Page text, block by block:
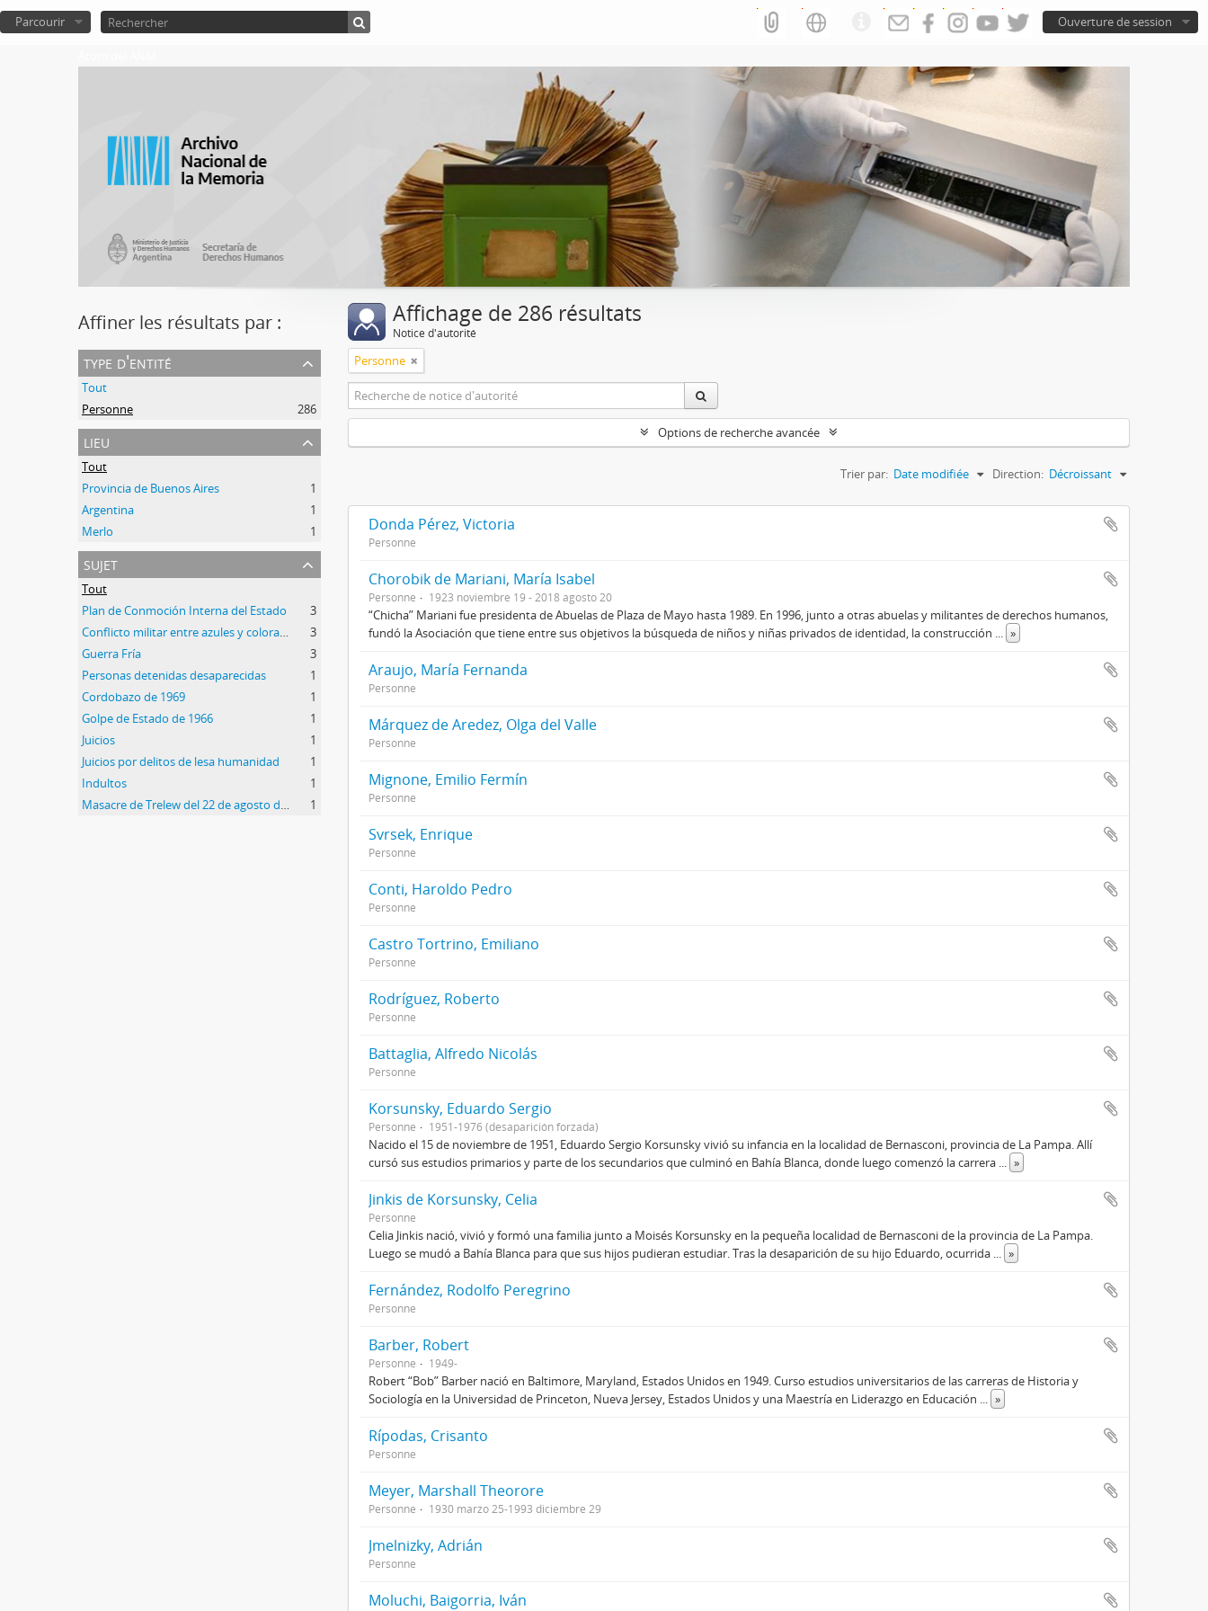
Ouverture de session
Parcourir
Affiner les résultats par :
type d'entité
Tout
Personne
286
lieu
Tout
Provincia de Buenos Aires
1
Argentina
1
Merlo
1
sujet
Tout
Plan de Conmoción Interna del Estado
3
3
Guerra Fría
3
Personas detenidas desaparecidas
1
Cordobazo de 1969
1
Golpe de Estado de 1966
1
Juicios
1
Juicios por delitos de lesa humanidad
1
Indultos
1
1
Affichage de 286 résultats
Notice d'autorité
Personne
Options de recherche avancée
Trier par: Date modifiée Direction: Décroissant
Donda Pérez, Victoria
Personne
Chorobik de Mariani, María Isabel
Personne 1923 noviembre 19 - 2018 agosto 20
“Chicha” Mariani fue presidenta de Abuelas de Plaza de Mayo hasta 1989. En 1996, junto a otras abuelas y militantes de derechos humanos,
fundó la Asociación que tiene entre sus objetivos la búsqueda de niños y niñas privados de identidad, la construcción
»
Araujo, María Fernanda
Personne
Márquez de Aredez, Olga del Valle
Personne
Mignone, Emilio Fermín
Personne
Svrsek, Enrique
Personne
Conti, Haroldo Pedro
Personne
Castro Tortrino, Emiliano
Personne
Rodríguez, Roberto
Personne
Battaglia, Alfredo Nicolás
Personne
Korsunsky, Eduardo Sergio
Personne 1951-1976 (desaparición forzada)
Nacido el 15 de noviembre de 1951, Eduardo Sergio Korsunsky vivió su infancia en la localidad de Bernasconi, provincia de La Pampa. Allí
cursó sus estudios primarios y parte de los secundarios que culminó en Bahía Blanca, donde luego comenzó la carrera
»
Jinkis de Korsunsky, Celia
Personne
Celia Jinkis nació, vivió y formó una familia junto a Moisés Korsunsky en la pequeña localidad de Bernasconi de la provincia de La Pampa.
Luego se mudó a Bahía Blanca para que sus hijos pudieran estudiar. Tras la desaparición de su hijo Eduardo, ocurrida
»
Fernández, Rodolfo Peregrino
Personne
Barber, Robert
Personne 1949-
Robert “Bob” Barber nació en Baltimore, Maryland, Estados Unidos en 1949. Curso estudios universitarios de las carreras de Historia y
Sociología en la Universidad de Princeton, Nueva Jersey, Estados Unidos y una Maestría en Liderazgo en Educación
»
Rípodas, Crisanto
Personne
Meyer, Marshall Theorore
Personne 1930 marzo 25-1993 diciembre 29
Jmelnizky, Adrián
Personne
Moluchi, Baigorria, Iván